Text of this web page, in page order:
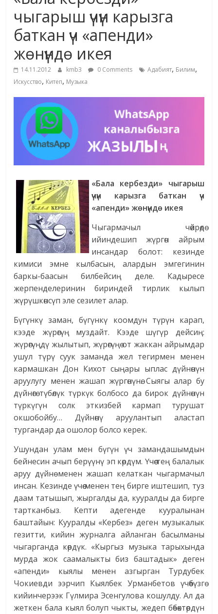
жана
адабияты
чыгарыш үчүн карызга
баткан үч «апенди»
жөнүндө икея
14.11.2012 kmb3 0 Comments Адабият, Билим,
Искусство, Китеп, Музыка
«Бала кербезди» чыгарыш
үчүн карызга баткан үч
«апенди» жөнүндө икея
Чыгармачыл чөйрөдө
ийиндешип жүргөн айрым
инсандар болот: кезинде
кимиси эмне кылбасын, алардын эмгегинин
баркы-баасын билбейсиң деле. Кадыресе
жерпенделеринин бириндей тирлик кылып
жүрүшкөнсүп эле сезилет алар.
Бүгүнкү заман, бүгүнкү коомдун түрүн карап,
кээде жүрөгүң муздайт. Кээде шүгүр дейсиң:
жүрөгүңдү жылытып, жүрөгүңө от жаккан айрымдар
ушул түрү суук заманда жел тегирмен менен
кармашкан Дон Кихот сыңары ыплас дүйнөнүн
аруулугу менен жашап жүргөнүнө. Сыягы алар бу
дүйнөгө түбөлүк түркүк болбосо да бирок дүйнөнүн
түркүгүн солк эткизбей кармап турушат
окшобойбу… Дүйнөнү аруулантып аластап
тургандар да ошолор болсо керек.
Ушундан улам мен бүгүн үч замандашымдын
бейнесин ачып берүүнү эп көрдүм. Үчөө тең балалык
аруу дүйнө менен жашап келаткан чыгармачыл
инсан. Кезинде үчөө менен тең бирге иштешип, туз
даам татышып, жыргалды да, кууралды да бирге
тартканбыз. Кепти адегенде кууралынан
баштайын: Кууралды «Кербез» деген музыкалык
гезитти, кийин журналга айланган басылманы
чыгарганда көрдүк. «Кыргыз музыка тарыхында
мурда жок саамалыкты биз баштадык» деген
«апенди» кыялы менен азгырган Турдубек
Чокиевди ээрчип Кыялбек Урманбетов үчөөбүзгө
кийинчерээк Гүлмира Эсенгулова кошулду. Ал да
жеткен бала кыял болуп чыкты, жедеп бөбөктөрдүн